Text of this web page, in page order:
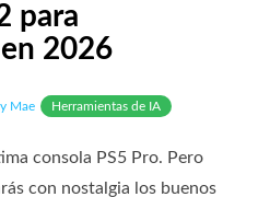
para
2026
Mae Herramientas de IA
consola PS5 Pro. Pero
con nostalgia los buenos